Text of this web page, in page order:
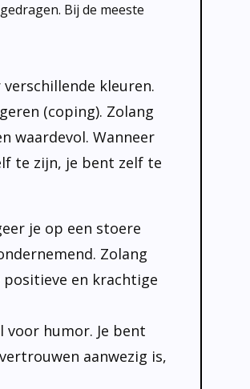
Bij de meeste
kleuren.
(coping). Zolang
waardevol. Wanneer
te zijn, je bent zelf te
je op een stoere
Zolang
en krachtige
voor humor. Je bent
aanwezig is,